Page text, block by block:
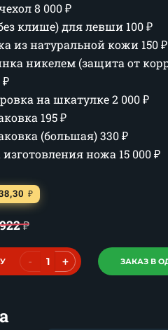
8 000₽
клише) для левши 100₽
из натуральной кожи 150₽
никелем (защита от
₽
на шкатулке2 000₽
195₽
(большая)330₽
изготовления ножа 15 000₽
₽
₽
- + ЗАКАЗ В